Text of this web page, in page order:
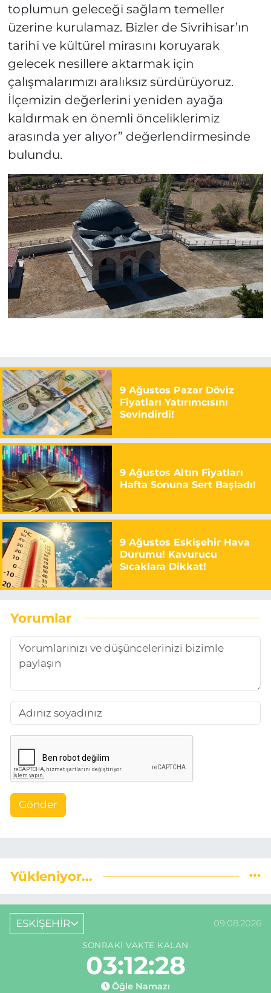
toplumun geleceği sağlam temeller
üzerine kurulamaz. Bizler de Sivrihisar’ın
tarihi ve kültürel mirasını koruyarak
gelecek nesillere aktarmak için
çalışmalarımızı aralıksız sürdürüyoruz.
İlçemizin değerlerini yeniden ayağa
kaldırmak en önemli önceliklerimiz
arasında yer alıyor” değerlendirmesinde
bulundu.
9 Ağustos Pazar Döviz
Fiyatları Yatırımcısını
Sevindirdi!
9 Ağustos Altın Fiyatları
Hafta Sonuna Sert Başladı!
9 Ağustos Eskişehir Hava
Durumu! Kavurucu
Sıcaklara Dikkat!
Yorumlar
Gönder
Yükleniyor...
ESKİŞEHİR 09.08.2026
SONRAKI VAKTE KALAN
03:12:28
Öğle Namazı